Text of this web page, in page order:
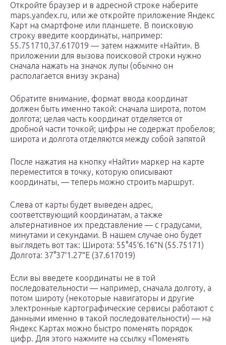
Откройте браузер и в адресной строке наберите
maps.yandex.ru, или же откройте приложение Яндекс
Карт на смартфоне или планшете. В поисковую
строку введите координаты, например:
55.751710,37.617019 — затем нажмите «Найти». В
приложении для вызова поисковой строки нужно
сначала нажать на значок лупы (обычно он
располагается внизу экрана)
Обратите внимание, формат ввода координат
должен быть именно такой: сначала широта, потом
долгота; целая часть координат отделяется от
дробной части точкой; цифры не содержат пробелов;
широта и долгота отделяются между собой запятой
После нажатия на кнопку «Найти» маркер на карте
переместится в точку, которую описывают
координаты, — теперь можно строить маршрут.
Слева от карты будет выведен адрес,
соответствующий координатам, а также
альтернативное их представление — с градусами,
минутами и секундами. В нашем случае оно будет
выглядеть вот так: Широта: 55°45′6.16″N (55.75171)
Долгота: 37°37′1.27″E (37.617019)
Если вы введете координаты не в той
последовательности — например, сначала долготу, а
потом широту (некоторые навигаторы и другие
электронные картографические сервисы работают с
данными именно в такой последовательности) — на
Яндекс Картах можно быстро поменять порядок
цифр. Для этого нажмите на ссылку «Поменять